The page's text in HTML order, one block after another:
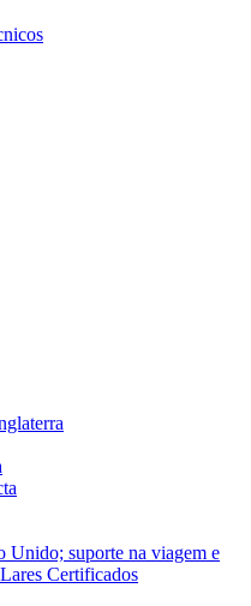
Unido; suporte na viagem e
Certificados